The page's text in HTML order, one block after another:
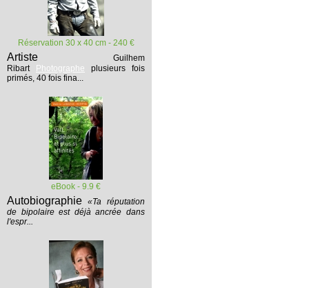
Réservation 30 x 40 cm - 240 €
Artiste
Guilhem
Ribart
Photographe plusieurs fois
primés, 40 fois fina...
eBook - 9.9 €
Autobiographie «Ta réputation
de bipolaire est déjà ancrée dans
l'espr...